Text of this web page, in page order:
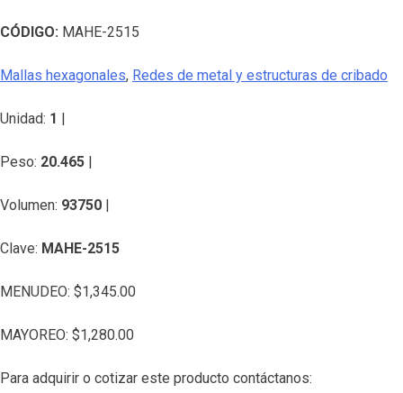
CÓDIGO: MAHE-2515
Mallas hexagonales, Redes de metal y estructuras de cribado
Unidad: 1
Peso: 20.465
Volumen: 93750
Clave: MAHE-2515
MENUDEO: $1,345.00
MAYOREO: $1,280.00
Para adquirir o cotizar este producto contáctanos: